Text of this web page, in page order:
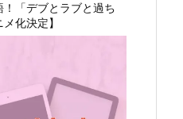
「デブとラブと過ち
化決定】